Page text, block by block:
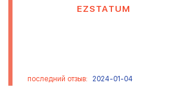
EZSTATUM
последний отзыв: 2024-01-04